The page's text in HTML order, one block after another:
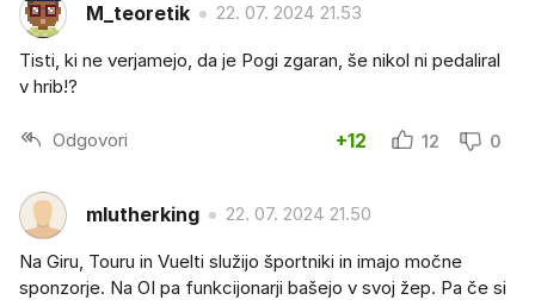
M_teoretik 22. 07. 2024 21.53
Tisti, ki ne verjamejo, da je Pogi zgaran, še nikol ni pedaliral
v hrib!?
Odgovori +12 12 0
mlutherking 22. 07. 2024 21.50
Na Giru, Touru in Vuelti služijo športniki in imajo močne
sponzorje. Na OI pa funkcijonarji bašejo v svoj žep. Pa če si